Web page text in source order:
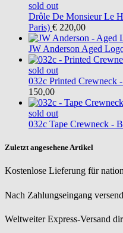
sold out
Drôle De Monsieur Le
Paris) € 220,00
JW Anderson Aged
sold out
032c Printed Crewneck
150,00
sold out
032c Tape Crewneck -
Zuletzt angesehene Artikel
Kostenlose Lieferung für
Nach Zahlungseingang
Weltweiter Express-Versand